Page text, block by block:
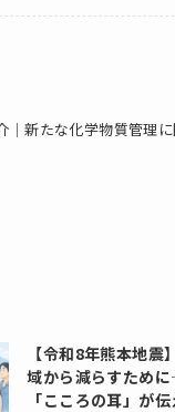
｜新たな化学物質管理
【令和8年熊本地震
域から減らすため
「こころの耳」が